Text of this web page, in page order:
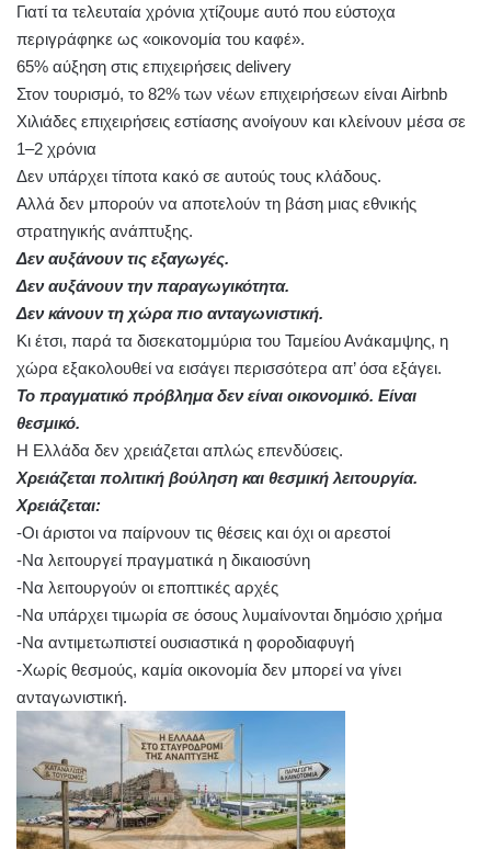
Γιατί τα τελευταία χρόνια χτίζουμε αυτό που εύστοχα
περιγράφηκε ως «οικονομία του καφέ».
65% αύξηση στις επιχειρήσεις delivery
Στον τουρισμό, το 82% των νέων επιχειρήσεων είναι Airbnb
Χιλιάδες επιχειρήσεις εστίασης ανοίγουν και κλείνουν μέσα σε
1–2 χρόνια
Δεν υπάρχει τίποτα κακό σε αυτούς τους κλάδους.
Αλλά δεν μπορούν να αποτελούν τη βάση μιας εθνικής
στρατηγικής ανάπτυξης.
Δεν αυξάνουν τις εξαγωγές.
Δεν αυξάνουν την παραγωγικότητα.
Δεν κάνουν τη χώρα πιο ανταγωνιστική.
Κι έτσι, παρά τα δισεκατομμύρια του Ταμείου Ανάκαμψης, η
χώρα εξακολουθεί να εισάγει περισσότερα απ’ όσα εξάγει.
Το πραγματικό πρόβλημα δεν είναι οικονομικό. Είναι
θεσμικό.
Η Ελλάδα δεν χρειάζεται απλώς επενδύσεις.
Χρειάζεται πολιτική βούληση και θεσμική λειτουργία.
Χρειάζεται:
-Οι άριστοι να παίρνουν τις θέσεις και όχι οι αρεστοί
-Να λειτουργεί πραγματικά η δικαιοσύνη
-Να λειτουργούν οι εποπτικές αρχές
-Να υπάρχει τιμωρία σε όσους λυμαίνονται δημόσιο χρήμα
-Να αντιμετωπιστεί ουσιαστικά η φοροδιαφυγή
-Χωρίς θεσμούς, καμία οικονομία δεν μπορεί να γίνει
ανταγωνιστική.